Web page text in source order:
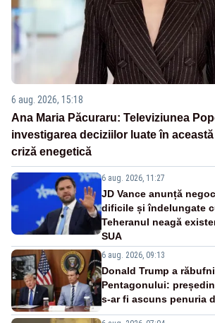
6 aug. 2026, 15:18
Ana Maria Păcuraru: Televiziunea
investigarea deciziilor luate în
criză enegetică
6 aug. 2026, 11:27
JD Vance anunță
dificile și îndelungate
Teheranul neagă
SUA
6 aug. 2026, 09:13
Donald Trump a
Pentagonului:
s-ar fi ascuns penuria